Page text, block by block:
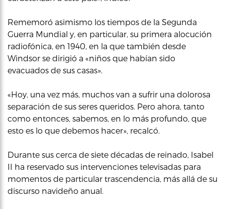
Rememoró asimismo los tiempos de la Segunda
Guerra Mundial y, en particular, su primera alocución
radiofónica, en 1940, en la que también desde
Windsor se dirigió a «niños que habían sido
evacuados de sus casas».
«Hoy, una vez más, muchos van a sufrir una dolorosa
separación de sus seres queridos. Pero ahora, tanto
como entonces, sabemos, en lo más profundo, que
esto es lo que debemos hacer», recalcó.
Durante sus cerca de siete décadas de reinado, Isabel
II ha reservado sus intervenciones televisadas para
momentos de particular trascendencia, más allá de su
discurso navideño anual.